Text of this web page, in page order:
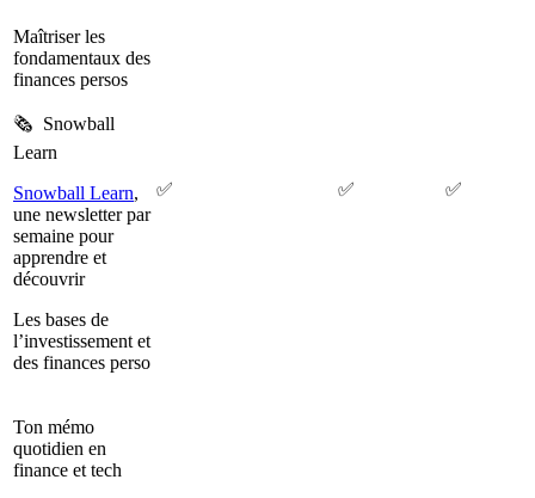
Maîtriser les
fondamentaux des
finances persos
🗞️ Snowball
Learn
Snowball Learn,
une newsletter par
semaine pour
apprendre et
découvrir
Les bases de
l’investissement et
des finances perso
✅ ✅ ✅
Ton mémo
quotidien en
finance et tech